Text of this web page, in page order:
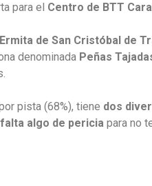
para el Centro de BTT
Ermita de San Cristóbal de
denominada Peñas
pista (68%), tiene dos
algo de pericia para no